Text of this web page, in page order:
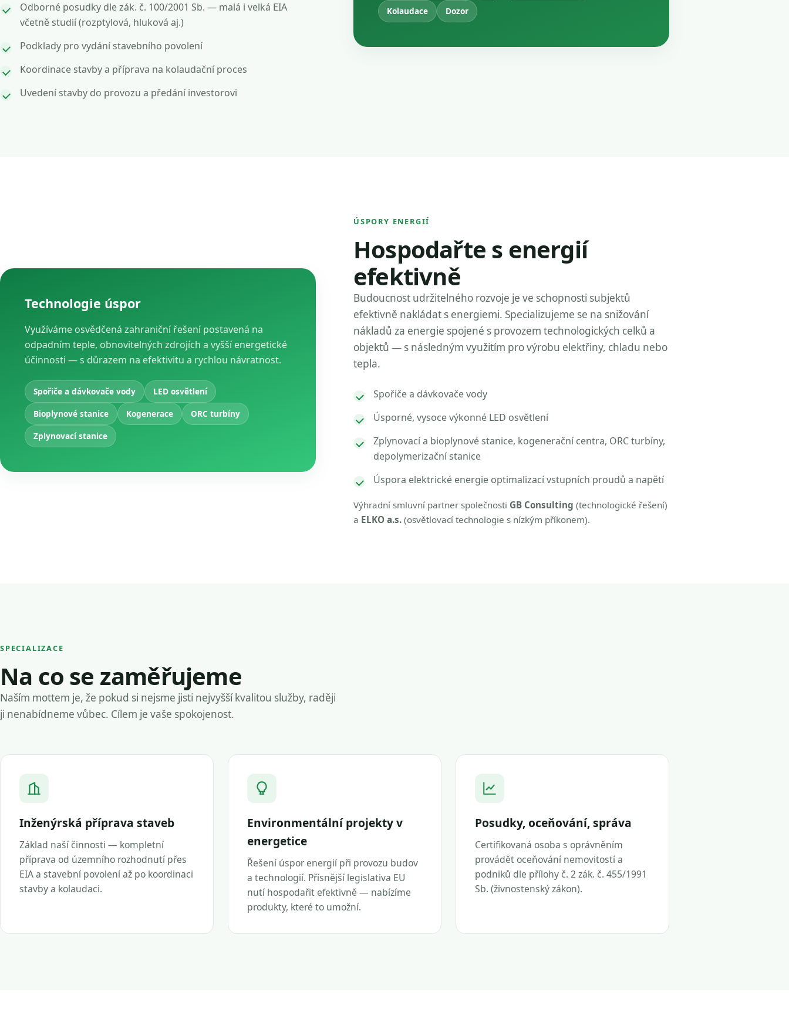
Odborné posudky dle zák. č. 100/2001 Sb. — malá i velká EIA
včetně studií (rozptylová, hluková aj.)
Podklady pro vydání stavebního povolení
Koordinace stavby a příprava na kolaudační proces
Uvedení stavby do provozu a předání investorovi
Kolaudace
Dozor
Technologie úspor
Využíváme osvědčená zahraniční řešení postavená na
odpadním teple, obnovitelných zdrojích a vyšší energetické
účinnosti — s důrazem na efektivitu a rychlou návratnost.
Spořiče a dávkovače vody
LED osvětlení
Bioplynové stanice
Kogenerace
ORC turbíny
Zplynovací stanice
ÚSPORY ENERGIÍ
Hospodařte s energií
efektivně
Budoucnost udržitelného rozvoje je ve schopnosti subjektů
efektivně nakládat s energiemi. Specializujeme se na snižování
nákladů za energie spojené s provozem technologických celků a
objektů — s následným využitím pro výrobu elektřiny, chladu nebo
tepla.
Spořiče a dávkovače vody
Úsporné, vysoce výkonné LED osvětlení
Zplynovací a bioplynové stanice, kogenerační centra, ORC turbíny,
depolymerizační stanice
Úspora elektrické energie optimalizací vstupních proudů a napětí
Výhradní smluvní partner společnosti GB Consulting (technologické řešení)
a ELKO a.s. (osvětlovací technologie s nízkým příkonem).
SPECIALIZACE
Na co se zaměřujeme
Naším mottem je, že pokud si nejsme jisti nejvyšší kvalitou služby, raději
ji nenabídneme vůbec. Cílem je vaše spokojenost.
Inženýrská příprava staveb
Základ naší činnosti — kompletní
příprava od územního rozhodnutí přes
EIA a stavební povolení až po koordinaci
stavby a kolaudaci.
Environmentální projekty v
energetice
Řešení úspor energií při provozu budov
a technologií. Přísnější legislativa EU
nutí hospodařit efektivně — nabízíme
produkty, které to umožní.
Posudky, oceňování, správa
Certifikovaná osoba s oprávněním
provádět oceňování nemovitostí a
podniků dle přílohy č. 2 zák. č. 455/1991
Sb. (živnostenský zákon).